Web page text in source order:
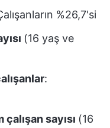
%26,7'si
(16 yaş ve
:
sayısı (16